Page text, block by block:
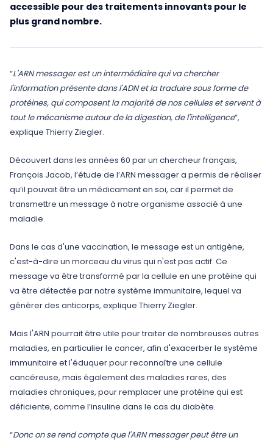
accessible pour des traitements innovants pour le
plus grand nombre.
“L'ARN messager est un intermédiaire qui va chercher
l'information présente dans l'ADN et la traduire sous forme de
protéines, qui composent la majorité de nos cellules et servent à
tout le mécanisme autour de la digestion, de l'intelligence”,
explique Thierry Ziegler.
Découvert dans les années 60 par un chercheur français,
François Jacob, l’étude de l’ARN messager a permis de réaliser
qu’il pouvait être un médicament en soi, car il permet de
transmettre un message à notre organisme associé à une
maladie.
Dans le cas d'une vaccination, le message est un antigène,
c'est-à-dire un morceau du virus qui n'est pas actif. Ce
message va être transformé par la cellule en une protéine qui
va être détectée par notre système immunitaire, lequel va
générer des anticorps, explique Thierry Ziegler.
Mais l'ARN pourrait être utile pour traiter de nombreuses autres
maladies, en particulier le cancer, afin d'exacerber le système
immunitaire et l'éduquer pour reconnaître une cellule
cancéreuse, mais également des maladies rares, des
maladies chroniques, pour remplacer une protéine qui est
déficiente, comme l’insuline dans le cas du diabète.
“Donc on se rend compte que l'ARN messager peut être un